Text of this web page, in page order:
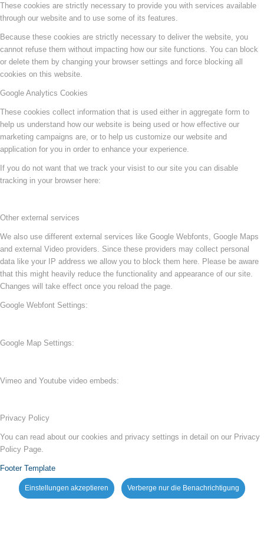
These cookies are strictly necessary to provide you with services available
through our website and to use some of its features.
Because these cookies are strictly necessary to deliver the website, you
cannot refuse them without impacting how our site functions. You can block
or delete them by changing your browser settings and force blocking all
cookies on this website.
Google Analytics Cookies
These cookies collect information that is used either in aggregate form to
help us understand how our website is being used or how effective our
marketing campaigns are, or to help us customize our website and
application for you in order to enhance your experience.
If you do not want that we track your visist to our site you can disable
tracking in your browser here:
Other external services
We also use different external services like Google Webfonts, Google Maps
and external Video providers. Since these providers may collect personal
data like your IP address we allow you to block them here. Please be aware
that this might heavily reduce the functionality and appearance of our site.
Changes will take effect once you reload the page.
Google Webfont Settings:
Google Map Settings:
Vimeo and Youtube video embeds:
Privacy Policy
You can read about our cookies and privacy settings in detail on our Privacy
Policy Page.
Footer Template
Einstellungen akzeptieren Verberge nur die Benachrichtigung